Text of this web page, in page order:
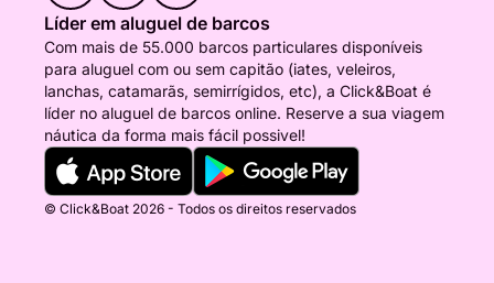
Líder em aluguel de barcos
Com mais de 55.000 barcos particulares disponíveis
para aluguel com ou sem capitão (iates, veleiros,
lanchas, catamarãs, semirrígidos, etc), a Click&Boat é
líder no aluguel de barcos online. Reserve a sua viagem
náutica da forma mais fácil possivel!
© Click&Boat 2026 - Todos os direitos reservados